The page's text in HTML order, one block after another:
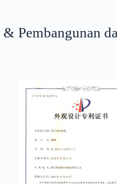
Pembangunan